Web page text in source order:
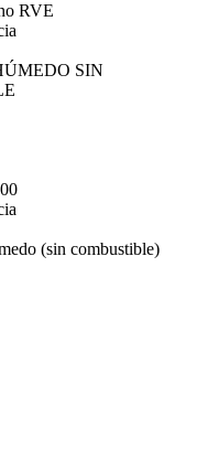
RVE
SIN
(sin combustible)